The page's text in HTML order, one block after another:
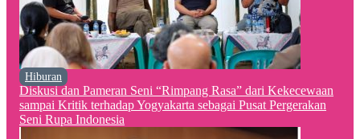
Hiburan
Diskusi dan Pameran Seni “Rimpang Rasa” dari Kekecewaan
sampai Kritik terhadap Yogyakarta sebagai Pusat Pergerakan
Seni Rupa Indonesia